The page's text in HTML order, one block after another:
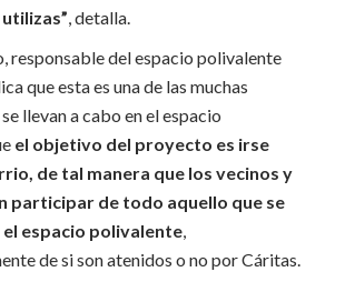
, detalla.
responsable del espacio polivalente
que esta es una de las muchas
llevan a cabo en el espacio
el objetivo del proyecto es irse
de tal manera que los vecinos y
participar de todo aquello que se
el espacio polivalente,
de si son atenidos o no por Cáritas.